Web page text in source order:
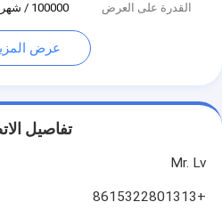
القدرة على العرض
100000 / شهر
عرض
تفاصيل
Mr. Lv
+8615322801313